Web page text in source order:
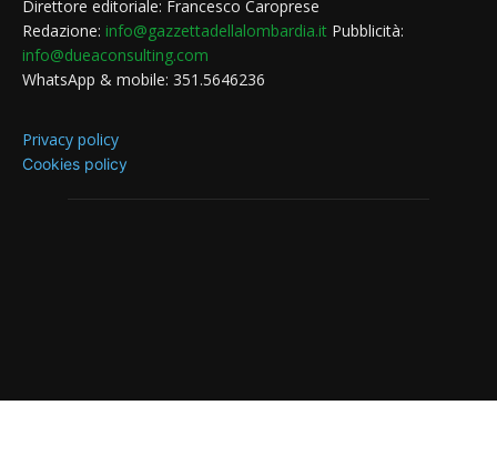
Direttore editoriale: Francesco Caroprese
Redazione: info@gazzettadellalombardia.it Pubblicità:
info@dueaconsulting.com
WhatsApp & mobile: 351.5646236
Privacy policy
Cookies policy